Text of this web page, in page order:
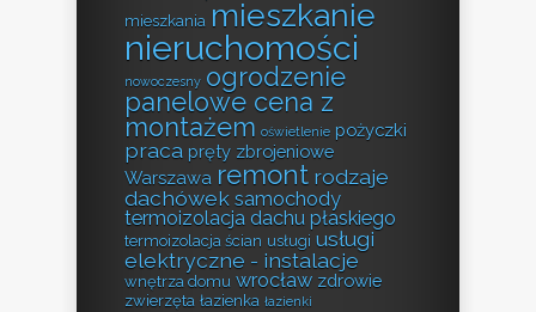
mieszkania mieszkanie
nieruchomości
nowoczesny ogrodzenie
panelowe cena z
montażem oświetlenie pożyczki
praca pręty zbrojeniowe
Warszawa remont rodzaje
dachówek samochody
termoizolacja dachu płaskiego
termoizolacja ścian usługi usługi
elektryczne - instalacje
wnętrza domu wrocław zdrowie
zwierzęta łazienka łazienki